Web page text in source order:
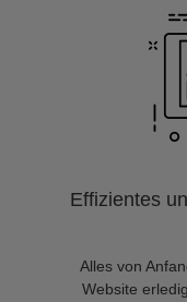
Effizientes
Alles von
Website